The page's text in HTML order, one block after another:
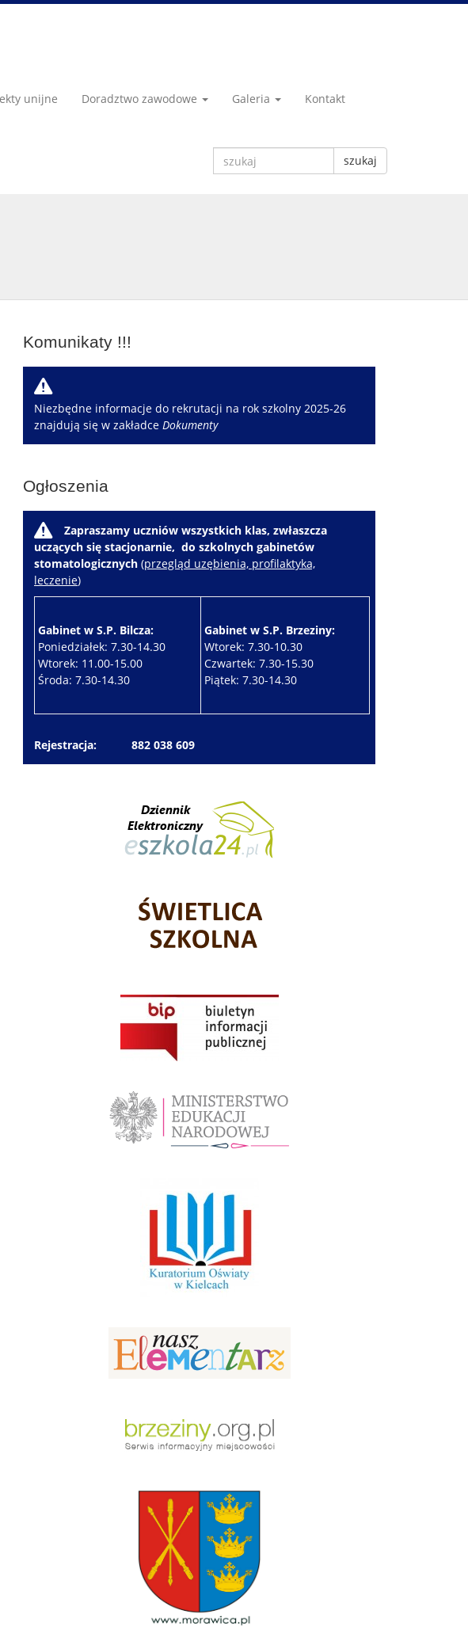
unijne Doradztwo zawodowe Galeria Kontakt
szukaj
Komunikaty !!!
W
Niezbędne informacje do rekrutacji na rok szkolny 2025-26
znajdują się w zakładce Dokumenty
Ogłoszenia
W
Zapraszamy uczniów wszystkich klas, zwłaszcza
uczących się stacjonarnie, do szkolnych gabinetów
stomatologicznych (przegląd uzębienia, profilaktyka,
leczenie)
Gabinet w S.P. Bilcza:
Poniedziałek: 7.30-14.30
Wtorek: 11.00-15.00
Środa: 7.30-14.30
Gabinet w S.P. Brzeziny:
Wtorek: 7.30-10.30
Czwartek: 7.30-15.30
Piątek: 7.30-14.30
Rejestracja: 882 038 609